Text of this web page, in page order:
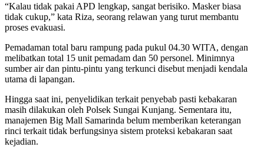
“Kalau tidak pakai APD lengkap, sangat berisiko. Masker biasa
tidak cukup,” kata Riza, seorang relawan yang turut membantu
proses evakuasi.
Pemadaman total baru rampung pada pukul 04.30 WITA, dengan
melibatkan total 15 unit pemadam dan 50 personel. Minimnya
sumber air dan pintu-pintu yang terkunci disebut menjadi kendala
utama di lapangan.
Hingga saat ini, penyelidikan terkait penyebab pasti kebakaran
masih dilakukan oleh Polsek Sungai Kunjang. Sementara itu,
manajemen Big Mall Samarinda belum memberikan keterangan
rinci terkait tidak berfungsinya sistem proteksi kebakaran saat
kejadian.